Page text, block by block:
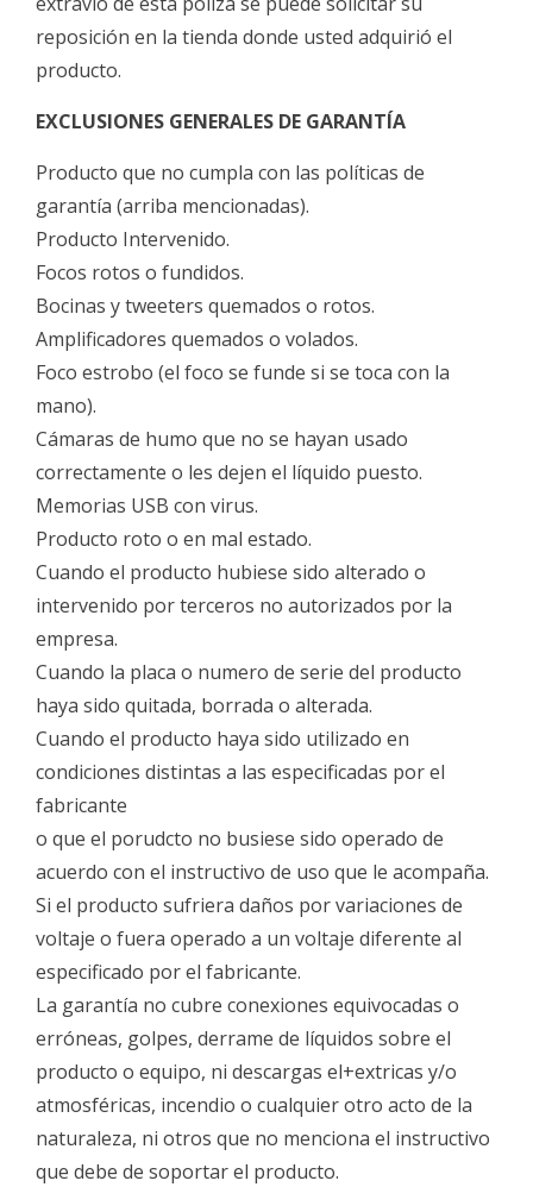
reposición en la tienda donde usted adquirió el
producto.
EXCLUSIONES GENERALES DE GARANTÍA
Producto que no cumpla con las políticas de
garantía (arriba mencionadas).
Producto Intervenido.
Focos rotos o fundidos.
Bocinas y tweeters quemados o rotos.
Amplificadores quemados o volados.
Foco estrobo (el foco se funde si se toca con la
mano).
Cámaras de humo que no se hayan usado
correctamente o les dejen el líquido puesto.
Memorias USB con virus.
Producto roto o en mal estado.
Cuando el producto hubiese sido alterado o
intervenido por terceros no autorizados por la
empresa.
Cuando la placa o numero de serie del producto
haya sido quitada, borrada o alterada.
Cuando el producto haya sido utilizado en
condiciones distintas a las especificadas por el
fabricante
o que el porudcto no busiese sido operado de
acuerdo con el instructivo de uso que le acompaña.
Si el producto sufriera daños por variaciones de
voltaje o fuera operado a un voltaje diferente al
especificado por el fabricante.
La garantía no cubre conexiones equivocadas o
erróneas, golpes, derrame de líquidos sobre el
producto o equipo, ni descargas el+extricas y/o
atmosféricas, incendio o cualquier otro acto de la
naturaleza, ni otros que no menciona el instructivo
que debe de soportar el producto.